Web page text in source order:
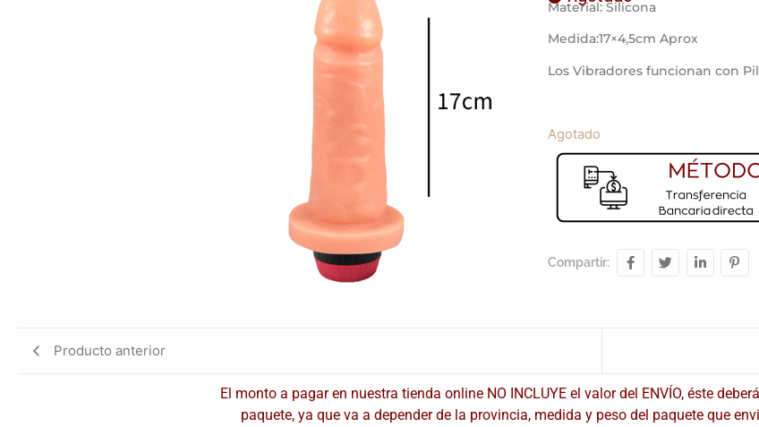
Material: Silicona
Medida:17×4,5cm Aprox
Los Vibradores funcionan con
Agotado
Compartir:
Producto anterior
El monto a pagar en nuestra tienda online NO INCLUYE el valor del ENVÍO, éste
paquete, ya que va a depender de la provincia, medida y peso del paquete que